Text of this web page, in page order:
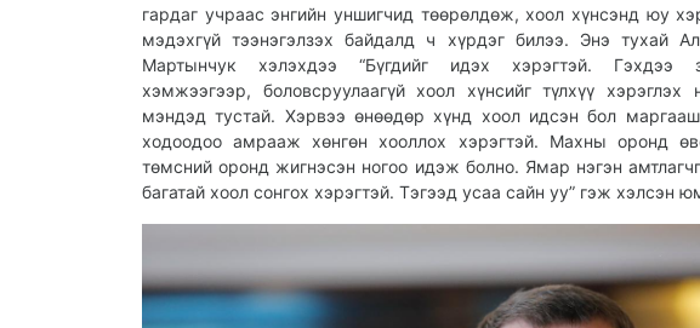
гардаг учраас энгийн уншигчид төөрөлдөж, хоол хүнсэнд юу
мэдэхгүй тээнэгэлзэх байдалд ч хүрдэг билээ. Энэ тухай
Мартынчук хэлэхдээ “Бүгдийг идэх хэрэгтэй. Гэхдээ
хэмжээгээр, боловсруулаагүй хоол хүнсийг түлхүү хэрэглэх
мэндэд тустай. Хэрвээ өнөөдөр хүнд хоол идсэн бол
ходоодоо амрааж хөнгөн хооллох хэрэгтэй. Махны оронд
төмсний оронд жигнэсэн ногоо идэж болно. Ямар нэгэн
багатай хоол сонгох хэрэгтэй. Тэгээд усаа сайн уу” гэж хэлсэн